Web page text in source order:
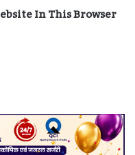
In This Browser